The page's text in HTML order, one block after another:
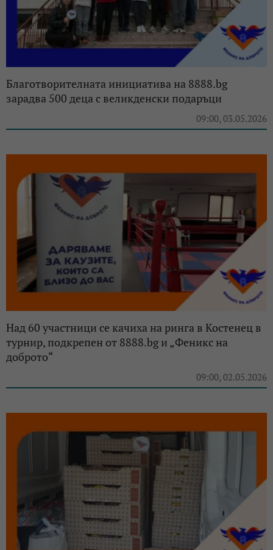
Благотворителната инициатива на 8888.bg
зарадва 500 деца с великденски подаръци
09:00, 03.05.2026
Над 60 участници се качиха на ринга в Костенец в
турнир, подкрепен от 8888.bg и „Феникс на
доброто“
09:00, 02.05.2026